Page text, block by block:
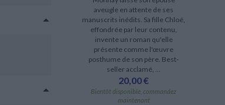
aveugle en attente de ses
manuscrits inédits. Sa fille Chloé,
effondrée par leur contenu,
invente un roman qu'elle
présente comme l'œuvre
posthume de son père. Best-
seller acclamé, ...
20,00 €
Bientôt disponible, commandez
maintenant